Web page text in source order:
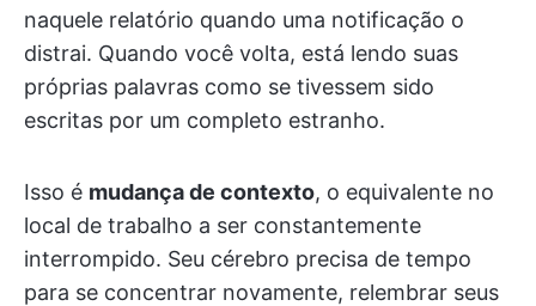
naquele relatório quando uma notificação o
distrai. Quando você volta, está lendo suas
próprias palavras como se tivessem sido
escritas por um completo estranho.
Isso é mudança de contexto, o equivalente no
local de trabalho a ser constantemente
interrompido. Seu cérebro precisa de tempo
para se concentrar novamente, relembrar seus